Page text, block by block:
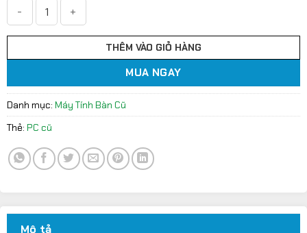
THÊM VÀO GIỎ HÀNG
MUA NGAY
Danh mục: Máy Tính Bàn Cũ
Thẻ: PC cũ
Mô tả